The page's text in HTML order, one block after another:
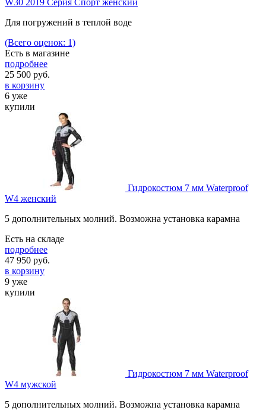
Для погружений в теплой воде
(Всего оценок: 1)
Есть в магазине
подробнее
25 500 руб.
в корзину
6 уже
купили
Гидрокостюм 7 мм Waterproof
W4 женский
5 дополнительных молний. Возможна установка карамна
Есть на складе
подробнее
47 950 руб.
в корзину
9 уже
купили
Гидрокостюм 7 мм Waterproof
W4 мужской
5 дополнительных молний. Возможна установка карамна